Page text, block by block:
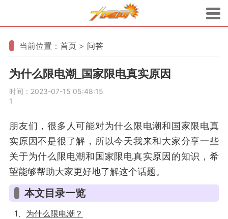
当前位置： 首页 > 问答
为什么限电潮_国家限电真实原因
时间：2023-07-15 05:48:15
1
朋友们，很多人可能对为什么限电潮和国家限电真
实原因不是很了解，所以今天我来和大家分享一些
关于为什么限电潮和国家限电真实原因的知识，希
望能够帮助大家更好地了解这个话题。
本文目录一览
1、 为什么限电潮？